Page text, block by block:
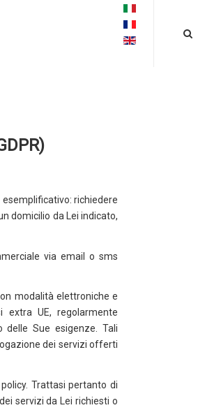
richiedere
domicilio da Lei indicato,
via email o sms
modalità elettroniche e
extra UE, regolarmente
Sue esigenze. Tali
dei servizi offerti
Trattasi pertanto di
servizi da Lei richiesti o